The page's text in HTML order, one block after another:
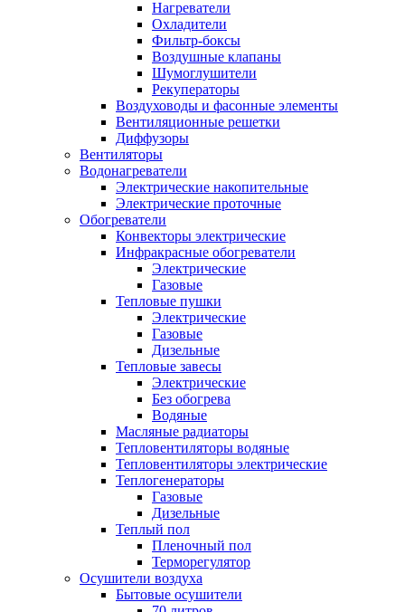
Нагреватели
Охладители
Фильтр-боксы
Воздушные клапаны
Шумоглушители
Рекуператоры
Воздуховоды и фасонные элементы
Вентиляционные решетки
Диффузоры
Вентиляторы
Водонагреватели
Электрические накопительные
Электрические проточные
Обогреватели
Конвекторы электрические
Инфракрасные обогреватели
Электрические
Газовые
Тепловые пушки
Электрические
Газовые
Дизельные
Тепловые завесы
Электрические
Без обогрева
Водяные
Масляные радиаторы
Тепловентиляторы водяные
Тепловентиляторы электрические
Теплогенераторы
Газовые
Дизельные
Теплый пол
Пленочный пол
Терморегулятор
Осушители воздуха
Бытовые осушители